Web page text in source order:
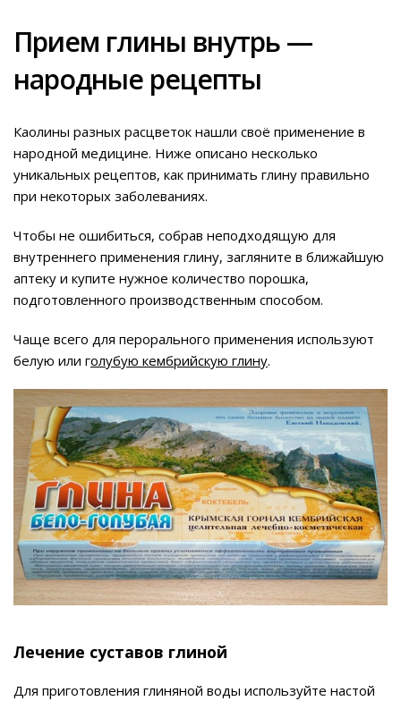
Прием глины внутрь —
народные рецепты
Каолины разных расцветок нашли своё применение в
народной медицине. Ниже описано несколько
уникальных рецептов, как принимать глину правильно
при некоторых заболеваниях.
Чтобы не ошибиться, собрав неподходящую для
внутреннего применения глину, загляните в ближайшую
аптеку и купите нужное количество порошка,
подготовленного производственным способом.
Чаще всего для перорального применения используют
белую или голубую кембрийскую глину.
Лечение суставов глиной
Для приготовления глиняной воды используйте настой